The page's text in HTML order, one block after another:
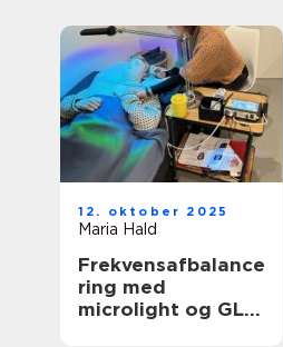
12. oktober 2025
Maria Hald
Frekvensafbalance
ring med
microlight og GL